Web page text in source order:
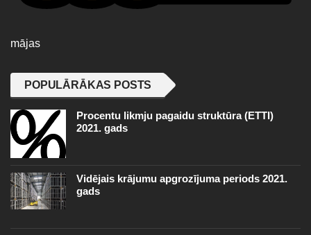
mājas
POPULĀRĀKAS POSTS
Procentu likmju pagaidu struktūra (ETTI)
2021. gads
Vidējais krājumu apgrozījuma periods 2021.
gads